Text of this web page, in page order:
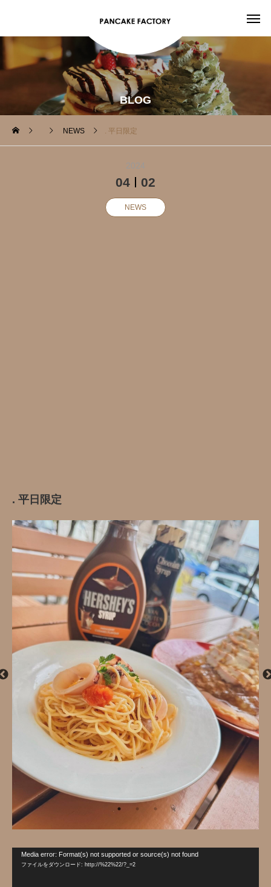
BLOG
NEWS . 平日限定️
2024
04 02
NEWS
. 平日限定️
Media error: Format(s) not supported or source(s) not found
ファイルをダウンロード: http://%22%22/?_=2